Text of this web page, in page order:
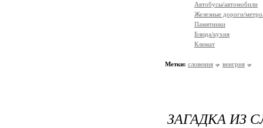
Автобусы/автомобили
Железные дороги/
Памятники
Блюда/кухня
Климат
Метки: словения венгрия
ЗАГАДКА ИЗ